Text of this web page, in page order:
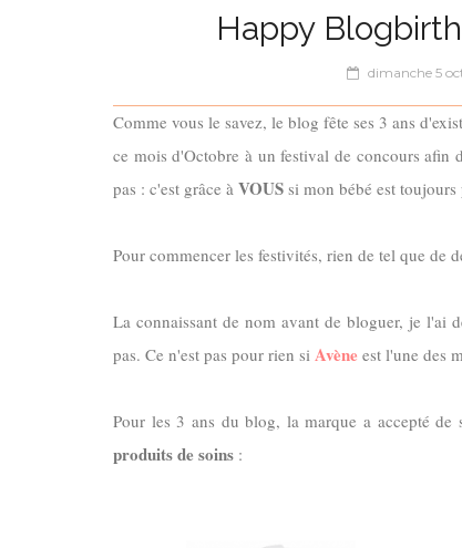
Happy
dimanche 5
Comme vous le savez, le blog fête ses 3 ans
ce mois d'Octobre à un festival de concours
pas : c'est grâce à VOUS si mon bébé est
Pour commencer les festivités, rien de tel que de
La connaissant de nom avant de bloguer, je l'ai
pas. Ce n'est pas pour rien si Avène est l'une des
Pour les 3 ans du blog, la marque a accepté de
produits de soins :